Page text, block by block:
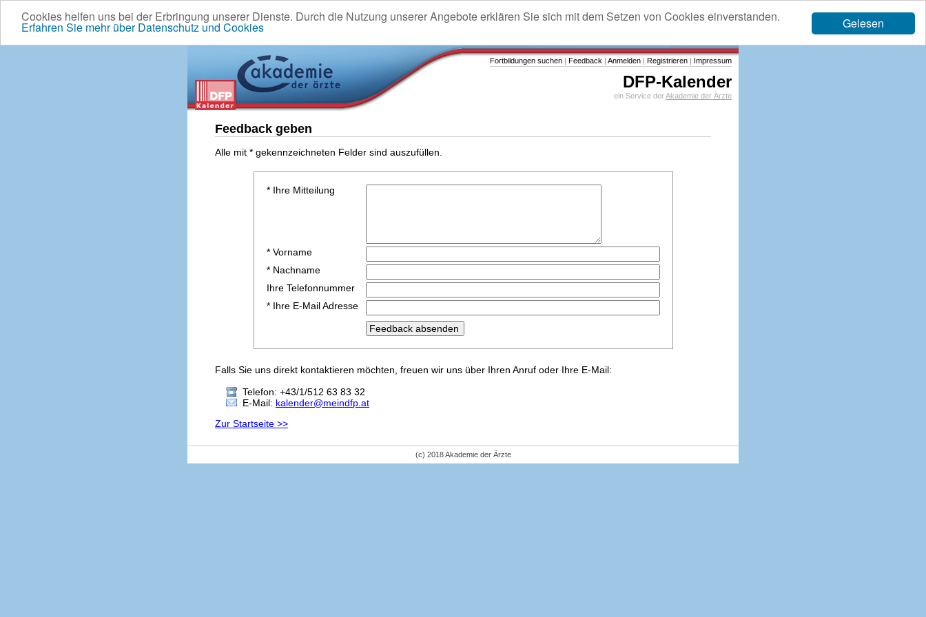
Gelesen
Cookies helfen uns bei der Erbringung unserer Dienste. Durch die Nutzung unserer Angebote erklären Sie sich mit dem Setzen von Cookies einverstanden.
Erfahren Sie mehr über Datenschutz und Cookies
Fortbildungen suchen | Feedback | Anmelden | Registrieren | Impressum
DFP-Kalender
ein Service derAkademie der Ärzte
Feedback geben
Alle mit * gekennzeichneten Felder sind auszufüllen.
* Ihre Mitteilung
* Vorname
* Nachname
Ihre Telefonnummer
* Ihre E-Mail Adresse
Falls Sie uns direkt kontaktieren möchten, freuen wir uns über Ihren Anruf oder Ihre E-Mail:
Telefon: +43/1/512 63 83 32
E-Mail: kalender@meindfp.at
Zur Startseite >>
(c) 2018 Akademie der Ärzte